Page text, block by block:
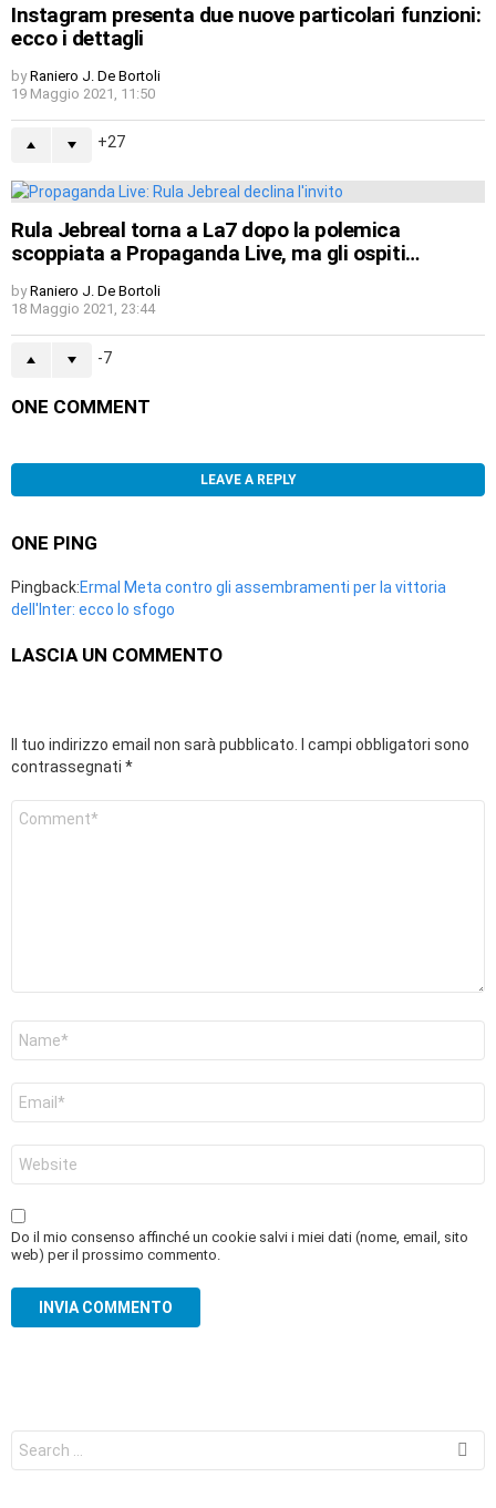
Instagram presenta due nuove particolari funzioni:
ecco i dettagli
by Raniero J. De Bortoli
19 Maggio 2021, 11:50
27
Rula Jebreal torna a La7 dopo la polemica
scoppiata a Propaganda Live, ma gli ospiti…
by Raniero J. De Bortoli
18 Maggio 2021, 23:44
-7
ONE COMMENT
LEAVE A REPLY
ONE PING
Pingback:Ermal Meta contro gli assembramenti per la vittoria
dell'Inter: ecco lo sfogo
LASCIA UN COMMENTO
Il tuo indirizzo email non sarà pubblicato. I campi obbligatori sono
contrassegnati *
web
Do il mio consenso affinché un cookie salvi i miei dati (nome, email, sito
web) per il prossimo commento.
for: